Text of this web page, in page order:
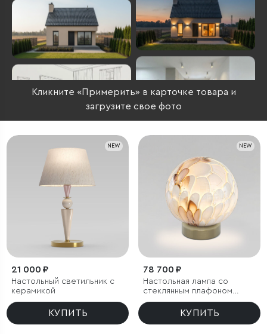
Кликните «Примерить» в карточке товара и
загрузите свое фото
NEW
21 000 ₽
Настольный светильник с
керамикой
КУПИТЬ
NEW
78 700 ₽
Настольная лампа со
стеклянным плафоном
ручной работы
КУПИТЬ